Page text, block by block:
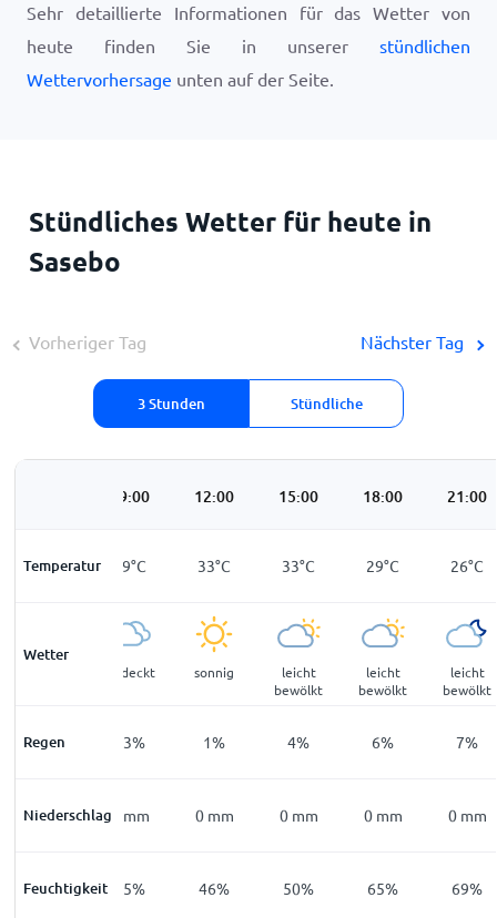
Sehr detaillierte Informationen für das Wetter von
heute finden Sie in unserer stündlichen
Wettervorhersage unten auf der Seite.
Stündliches Wetter für heute in
Sasebo
Vorheriger Tag
3 Stunden Stündliche
Nächster Tag
09:00 12:00 15:00 18:00 21:00
Temperatur
24°C 29°C 33°C 33°C 29°C 26°C
Wetter
bedeckt sonnig
leicht
bewölkt
leicht
bewölkt
leicht
bewölkt
Regen
15% 13% 1% 4% 6% 7%
Niederschlag
0 mm 0 mm 0 mm 0 mm 0 mm 0 mm
Feuchtigkeit
64% 55% 46% 50% 65% 69%